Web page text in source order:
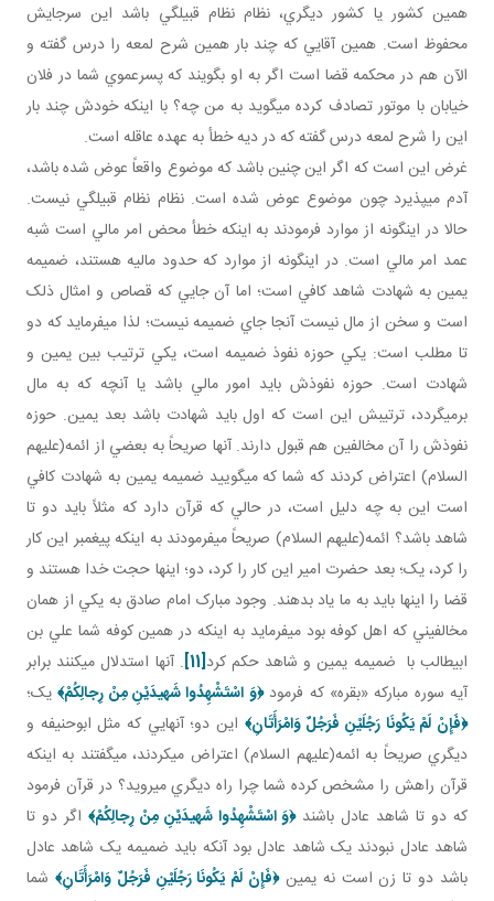
همين کشور يا کشور ديگري، نظام نظام قبيلگي باشد اين سرجايش
محفوظ است. همين آقايي که چند بار همين شرح لمعه را درس گفته و
الآن هم در محکمه قضا است اگر به او بگويند که پسرعموي شما در فلان
خيابان با موتور تصادف کرده مي گويد به من چه؟ با اينکه خودش چند بار
اين را شرح لمعه درس گفته که در ديه خطأ به عهده عاقله است.
غرض اين است که اگر اين چنين باشد که موضوع واقعاً عوض شده باشد،
آدم مي پذيرد چون موضوع عوض شده است. نظام نظام قبيلگي نيست.
حالا در اين گونه از موارد فرمودند به اينکه خطأ محض امر مالي است شبه
عمد امر مالي است. در اين گونه از موارد که حدود ماليه هستند، ضميمه
يمين به شهادت شاهد کافي است؛ اما آن جايي که قصاص و امثال ذلک
است و سخن از مال نيست آنجا جاي ضميمه نيست؛ لذا مي فرمايد که دو
تا مطلب است: يکي حوزه نفوذ ضميمه است، يکي ترتيب بين يمين و
شهادت است. حوزه نفوذش بايد امور مالي باشد يا آنچه که به مال
برمي گردد، ترتيبش اين است که اول بايد شهادت باشد بعد يمين. حوزه
نفوذش را آن مخالفين هم قبول دارند. آنها صريحاً به بعضي از ائمه(عليهم
السلام) اعتراض کردند که شما که مي گوييد ضميمه يمين به شهادت کافي
است اين به چه دليل است، در حالي که قرآن دارد که مثلاً بايد دو تا
شاهد باشد؟ ائمه(عليهم السلام) صريحاً مي فرمودند به اينکه پيغمبر اين کار
را کرد، يک؛ بعد حضرت امير اين کار را کرد، دو؛ اينها حجت خدا هستند و
قضا را اينها بايد به ما ياد بدهند. وجود مبارک امام صادق به يکي از همان
مخالفيني که اهل کوفه بود مي فرمايد به اينکه در همين کوفه شما علي بن
ابيطالب با ضميمه يمين و شاهد حکم کرد[11]
. آنها استدلال مي کنند برابر
آيه سوره مبارکه «بقره» که فرمود﴿وَ اسْتَشْهِدُوا شَهيدَيْنِ مِنْ رِجالِكُمْ﴾يک؛
﴿فَإِنْ لَمْ يَكُونَا رَجُلَيْنِ فَرَجُلٌ وَامْرَأَتَانِ﴾ اين دو؛ آنهايي که مثل ابوحنيفه و
ديگري صريحاً به ائمه(عليهم السلام) اعتراض مي کردند، مي گفتند به اينکه
قرآن راهش را مشخص کرده شما چرا راه ديگري مي رويد؟ در قرآن فرمود
که دو تا شاهد عادل باشند﴿وَ اسْتَشْهِدُوا شَهيدَيْنِ مِنْ رِجالِكُمْ﴾ اگر دو تا
شاهد عادل نبودند يک شاهد عادل بود آنکه بايد ضميمه يک شاهد عادل
باشد دو تا زن است نه يمين﴿فَإِنْ لَمْ يَكُونَا رَجُلَيْنِ فَرَجُلٌ وَامْرَأَتَانِ﴾ شما